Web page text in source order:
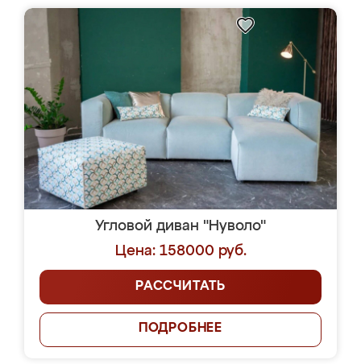
Угловой диван "Нуволо"
Цена: 158000 руб.
РАССЧИТАТЬ
ПОДРОБНЕЕ